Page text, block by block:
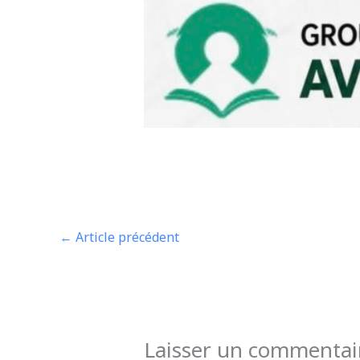
← Article précédent
Laisser un